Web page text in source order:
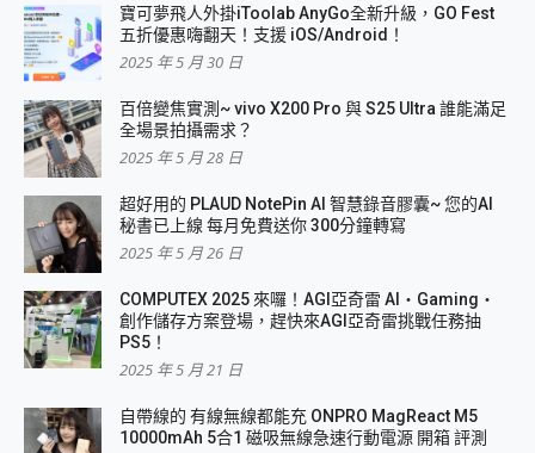
寶可夢飛人外掛iToolab AnyGo全新升級，GO Fest
五折優惠嗨翻天！支援 iOS/Android！
2025 年 5 月 30 日
百倍變焦實測~ vivo X200 Pro 與 S25 Ultra 誰能滿足
全場景拍攝需求？
2025 年 5 月 28 日
超好用的 PLAUD NotePin AI 智慧錄音膠囊~ 您的AI
秘書已上線 每月免費送你 300分鐘轉寫
2025 年 5 月 26 日
COMPUTEX 2025 來囉！AGI亞奇雷 AI・Gaming・
創作儲存方案登場，趕快來AGI亞奇雷挑戰任務抽
PS5！
2025 年 5 月 21 日
自帶線的 有線無線都能充 ONPRO MagReact M5
10000mAh 5合1 磁吸無線急速行動電源 開箱 評測